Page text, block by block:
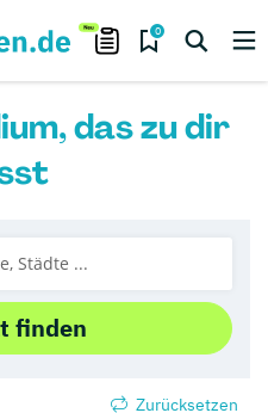
0
das zu dir
finden
Zurücksetzen